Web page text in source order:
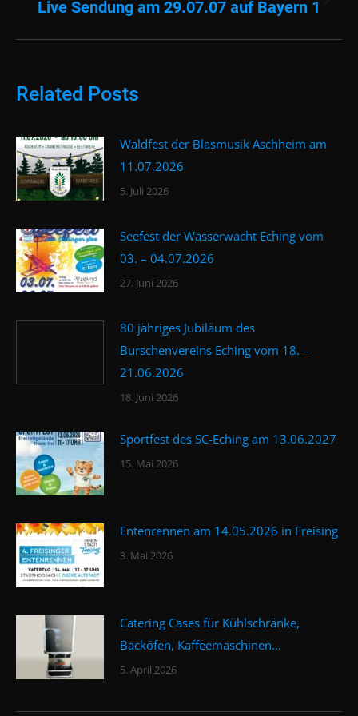
Nächster
Live Sendung am 29.07.07 auf Bayern 1
Related Posts
Waldfest der Blasmusik Aschheim am
11.07.2026
5. Juli 2026
Seefest der Wasserwacht Eching vom
03. – 04.07.2026
27. Juni 2026
80 jähriges Jubiläum des
Burschenvereins Eching vom 18. –
21.06.2026
18. Juni 2026
Sportfest des SC-Eching am 13.06.2027
15. Mai 2026
Entenrennen am 14.05.2026 in Freising
3. Mai 2026
Catering Cases für Kühlschränke,
Backöfen, Kaffeemaschinen…
5. April 2026